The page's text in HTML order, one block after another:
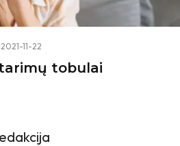
2021-11-22
tobulai